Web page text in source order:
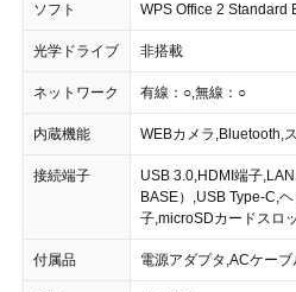
ソフト WPS Office 2 Standard
光学ドライブ 非搭載
ネットワーク 有線：○,無線：○
内蔵機能 WEBカメラ,Bluetooth,
接続端子
USB 3.0,HDMI端子
BASE）,USB Type-C,
子,microSDカードスロ
付属品 電源アダプタ,ACケーブ